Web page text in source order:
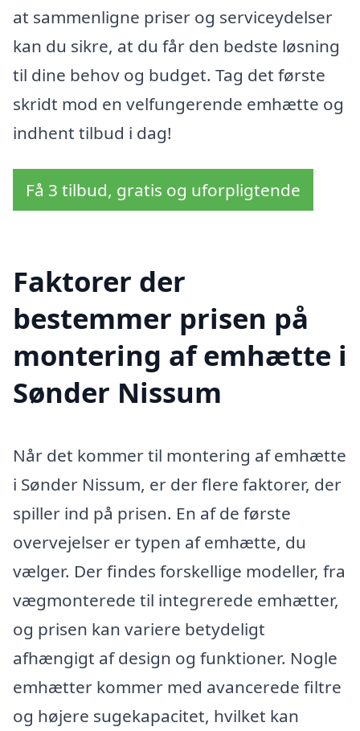
at sammenligne priser og serviceydelser
kan du sikre, at du får den bedste løsning
til dine behov og budget. Tag det første
skridt mod en velfungerende emhætte og
indhent tilbud i dag!
Få 3 tilbud, gratis og uforpligtende
Faktorer der
bestemmer prisen på
montering af emhætte i
Sønder Nissum
Når det kommer til montering af emhætte
i Sønder Nissum, er der flere faktorer, der
spiller ind på prisen. En af de første
overvejelser er typen af emhætte, du
vælger. Der findes forskellige modeller, fra
vægmonterede til integrerede emhætter,
og prisen kan variere betydeligt
afhængigt af design og funktioner. Nogle
emhætter kommer med avancerede filtre
og højere sugekapacitet, hvilket kan